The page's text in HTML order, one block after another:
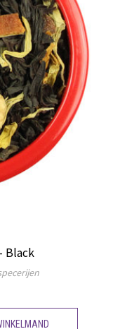
Black